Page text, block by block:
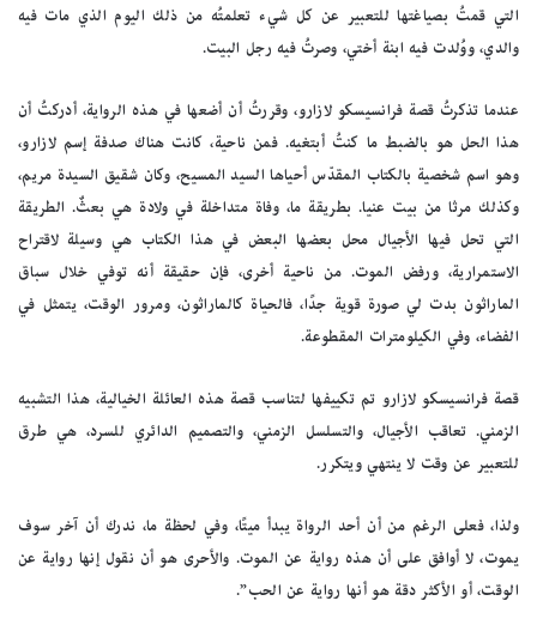
التي قمتُ بصياغتها للتعبير عن كل شيء تعلمتُه من ذلك اليوم الذي مات فيه
والدي، ووُلدت فيه ابنة أختي، وصرتُ فيه رجل البيت.
عندما تذكرتُ قصة فرانسيسكو لازارو، وقررتُ أن أضعها في هذه الرواية، أدركتُ أن
هذا الحل هو بالضبط ما كنتُ أبتغيه. فمن ناحية، كانت هناك صدفة إسم لازارو،
وهو اسم شخصية بالكتاب المقدّس أحياها السيد المسيح، وكان شقيق السيدة مريم،
وكذلك مرثا من بيت عنيا. بطريقة ما، وفاة متداخلة في ولادة هي بعثٌ. الطريقة
التي تحل فيها الأجيال محل بعضها البعض في هذا الكتاب هي وسيلة لاقتراح
الاستمرارية، ورفض الموت. من ناحية أخرى، فإن حقيقة أنه توفي خلال سباق
الماراثون بدت لي صورة قوية جدًا، فالحياة كالماراثون، ومرور الوقت، يتمثل في
الفضاء، وفي الكيلومترات المقطوعة.
قصة فرانسيسكو لازارو تم تكييفها لتناسب قصة هذه العائلة الخيالية، هذا التشبيه
الزمني. تعاقب الأجيال، والتسلسل الزمني، والتصميم الدائري للسرد، هي طرق
للتعبير عن وقت لا ينتهي ويتكرر.
ولذا، فعلى الرغم من أن أحد الرواة يبدأ ميتًا، وفي لحظة ما، ندرك أن آخر سوف
يموت، لا أوافق على أن هذه رواية عن الموت. والأحرى هو أن نقول إنها رواية عن
الوقت، أو الأكثر دقة هو أنها رواية عن الحب”.